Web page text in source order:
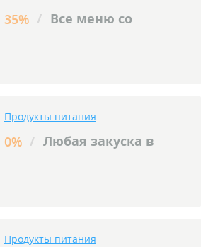
35% / Все меню со
Продукты питания
0% / Любая закуска в
Продукты питания